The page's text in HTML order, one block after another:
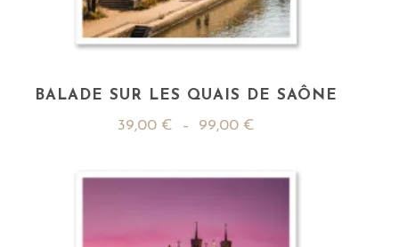
BALADE SUR LES QUAIS DE SAÔNE
39,00 € – 99,00 €